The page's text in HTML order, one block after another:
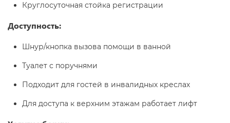
Круглосуточная стойка регистрации
Доступность:
Шнур/кнопка вызова помощи в ванной
Туалет с поручнями
Подходит для гостей в инвалидных креслах
Для доступа к верхним этажам работает лифт